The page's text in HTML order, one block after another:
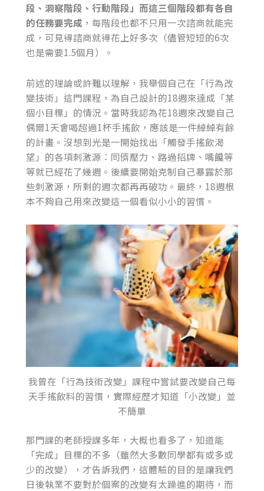
段、洞察階段、行動階段」而這三個階段都有各自
的任務要完成 ，每階段也都不只用一次諮商就能完
成，可見得諮商就得花上好多次（儘管短短的6次
也是需要1.5個月）。
前述的理論或許難以理解，我舉個自己在「行為改
變技術」這門課程，為自己設計的18週來達成「某
個小目標」的情況。當時我認為花18週來改變自己
偶爾1天會喝超過1杯手搖飲，應該是一件綽綽有餘
的計畫。沒想到光是一開始找出「觸發手搖飲渴
望」的各項刺激源：同儕壓力、路過招牌、嘴饞等
等就已經花了幾週。後續要開始克制自己暴露於那
些刺激源，所剩的週次都再再破功。最終，18週根
本不夠自己用來改變這一個看似小小的習慣。
我曾在「行為技術改變」課程中嘗試要改變自己每
天手搖飲料的習慣，實際經歷才知道「小改變」並
不簡單
那門課的老師授課多年，大概也看多了，知道能
「完成」目標的不多（雖然大多數同學都有或多或
少的改變），才告訴我們，這體驗的目的是讓我們
日後執業不要對於個案的改變有太躁進的期待，而